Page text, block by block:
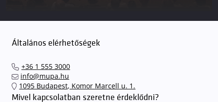
Általános elérhetőségek
+36 1 555 3000
info@mupa.hu
1095 Budapest, Komor Marcell u. 1.
Mivel kapcsolatban szeretne érdeklődni?